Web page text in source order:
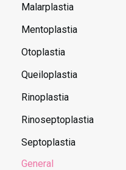
Malarplastia
Mentoplastia
Otoplastia
Queiloplastia
Rinoplastia
Rinoseptoplastia
Septoplastia
General